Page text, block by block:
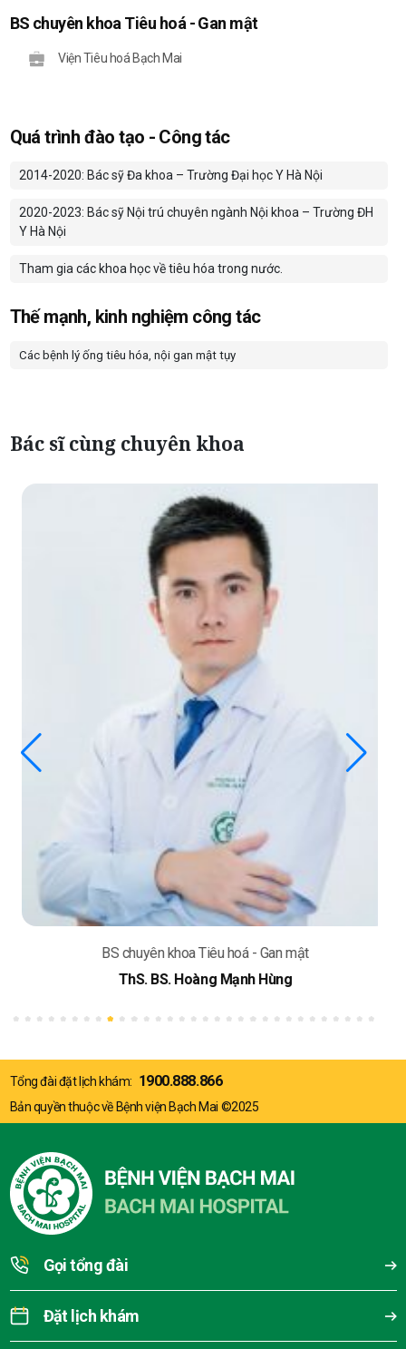
BS chuyên khoa Tiêu hoá - Gan mật
Viện Tiêu hoá Bạch Mai
Quá trình đào tạo - Công tác
2014-2020: Bác sỹ Đa khoa – Trường Đại học Y Hà Nội
2020-2023: Bác sỹ Nội trú chuyên ngành Nội khoa – Trường ĐH
Y Hà Nội
Tham gia các khoa học về tiêu hóa trong nước.
Thế mạnh, kinh nghiệm công tác
Các bệnh lý ống tiêu hóa, nội gan mật tụy
Bác sĩ cùng chuyên khoa
BS chuyên khoa Tiêu hoá - Gan mật
ThS. BS. Hoàng Mạnh Hùng
Tổng đài đặt lịch khám: 1900.888.866
Bản quyền thuộc về Bệnh viện Bạch Mai ©2025
Gọi tổng đài
Đặt lịch khám